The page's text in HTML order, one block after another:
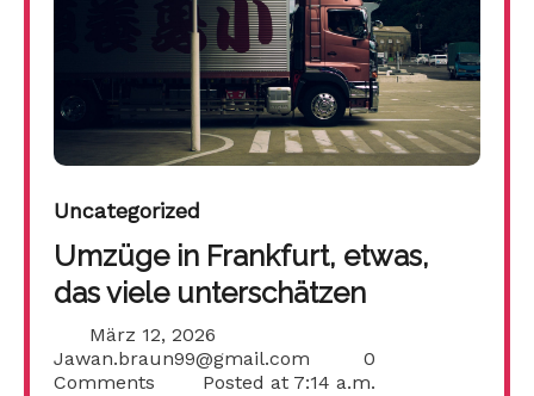
Uncategorized
Umzüge in Frankfurt, etwas,
das viele unterschätzen
März 12, 2026
Jawan.braun99@gmail.com
0
Comments
Posted at 7:14 a.m.